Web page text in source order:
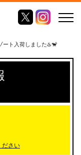
ート入荷しました♨️🐒
ださい